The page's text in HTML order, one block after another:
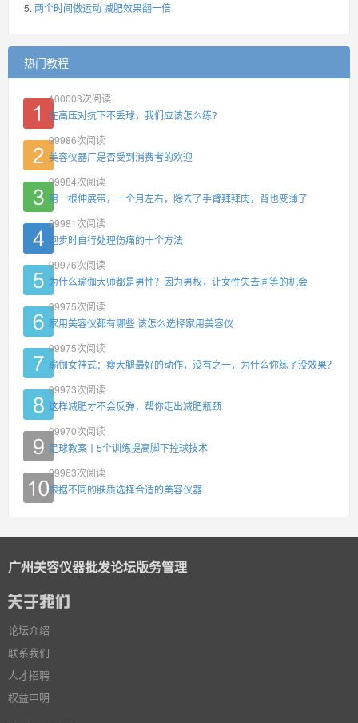
两个时间做运动 减肥效果翻一倍
热门教程
100003次阅读
在高压对抗下不丢球，我们应该怎么练?
99986次阅读
美容仪器厂是否受到消费者的欢迎
99984次阅读
用一根伸展带，一个月左右，除去了手臂拜拜肉，背也变薄了
99981 次阅读
跑步时自行处理伤痛的十个方法
99976次阅读
为什么瑜伽大师都是男性？因为男权，让女性失去同等的机会
99975次阅读
家用美容仪都有哪些 该怎么选择家用美容仪
99975次阅读
瑜伽女神式：瘦大腿最好的动作，没有之一，为什么你练了没效果？
99973次阅读
这样减肥才不会反弹，帮你走出减肥瓶颈
99970次阅读
足球教案丨5个训练提高脚下控球技术
99963次阅读
根据不同的肤质选择合适的美容仪器
广州美容仪器批发论坛版务管理
论坛介绍
联系我们
人才招聘
权益申明